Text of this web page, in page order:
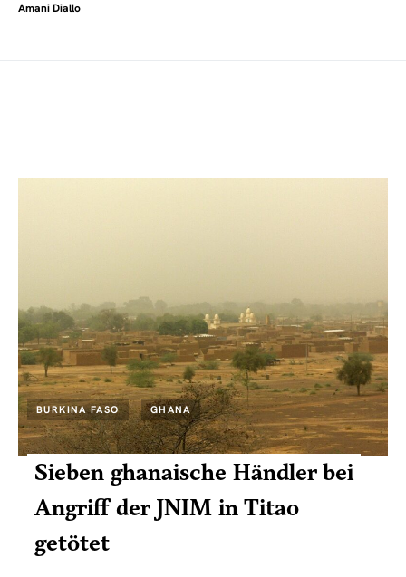
Amani Diallo
BURKINA FASO GHANA
Sieben ghanaische Händler bei
Angriff der JNIM in Titao
getötet